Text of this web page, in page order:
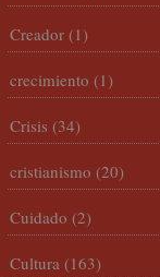
Creador (1)
crecimiento (1)
Crisis (34)
cristianismo (20)
Cuidado (2)
Cultura (163)